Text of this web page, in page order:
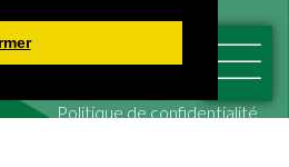
Conditions Générales
Politique de confidentialité